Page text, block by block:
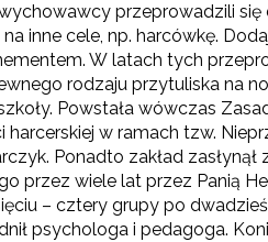
przeprowadzili
inne cele, np. harcówkę.
W latach tych
rodzaju przytuliska na
Powstała wówczas
harcerskiej w ramach tzw.
Ponadto zakład
przez wiele lat przez Panią
– cztery grupy po
psychologa i pedagoga.